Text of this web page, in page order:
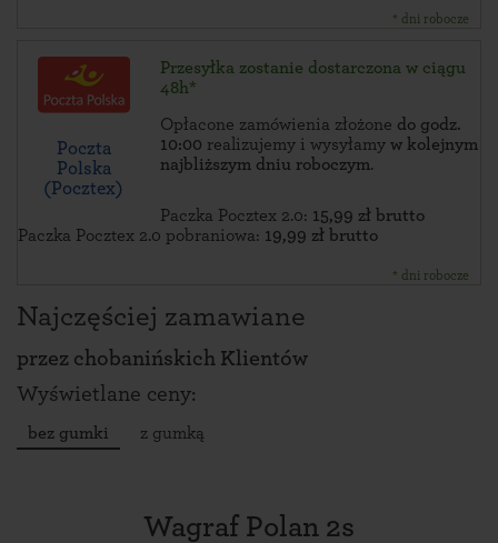
* dni robocze
Poczta
Polska
(Pocztex)
Przesyłka zostanie dostarczona w ciągu
48h*
Opłacone zamówienia złożone do godz.
10:00 realizujemy i wysyłamy w kolejnym
najbliższym dniu roboczym.
Paczka Pocztex 2.0: 15,99 zł brutto
Paczka Pocztex 2.0 pobraniowa: 19,99 zł brutto
* dni robocze
Najczęściej zamawiane
przez chobanińskich Klientów
Wyświetlane ceny:
bez gumki z gumką
Wagraf Polan 2s